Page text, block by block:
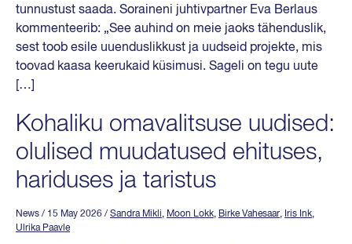
tunnustust saada. Soraineni juhtivpartner Eva Berlaus
kommenteerib: „See auhind on meie jaoks tähenduslik,
sest toob esile uuenduslikkust ja uudseid projekte, mis
toovad kaasa keerukaid küsimusi. Sageli on tegu uute
[…]
Kohaliku omavalitsuse uudised:
olulised muudatused ehituses,
hariduses ja taristus
News / 15 May 2026 / Sandra Mikli, Moon Lokk, Birke Vahesaar, Iris Ink,
Ulrika Paavle